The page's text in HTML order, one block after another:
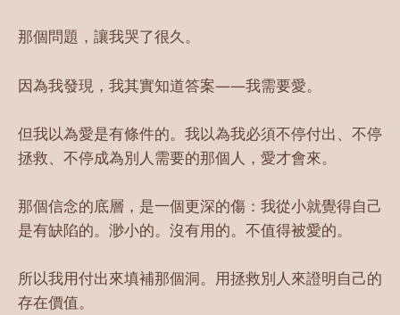
那個問題，讓我哭了很久。
因為我發現，我其實知道答案——我需要愛。
但我以為愛是有條件的。我以為我必須不停付出、不停
拯救、不停成為別人需要的那個人，愛才會來。
那個信念的底層，是一個更深的傷：我從小就覺得自己
是有缺陷的。渺小的。沒有用的。不值得被愛的。
所以我用付出來填補那個洞。用拯救別人來證明自己的
存在價值。